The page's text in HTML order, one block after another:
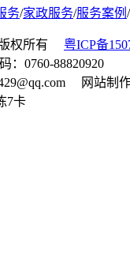
务/家政服务/服务案例 /
权所有 粤ICP备
：0760-88820920
网站制
7卡